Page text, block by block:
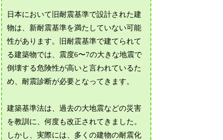
日本において旧耐震基準で設計された建
物は、新耐震基準を満たしていない可能
性があります。旧耐震基準で建てられて
る建築物では、震度6〜7の大きな地震で
倒壊する危険性が高いと言われているた
め、耐震診断が必要となってきます。
建築基準法は、過去の大地震などの災害
を教訓に、何度も改正されてきました。
しかし、実際には、多くの建物の耐震化